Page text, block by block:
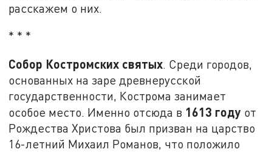
расскажем о них.
* * *
Собор Костромских святых. Среди городов,
основанных на заре древнерусской
государственности, Кострома занимает
особое место. Именно отсюда в 1613 году от
Рождества Христова был призван на царство
16-летний Михаил Романов, что положило